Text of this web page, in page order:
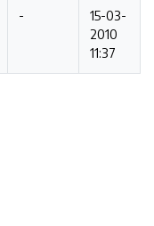
-
15-03-
2010
11:37